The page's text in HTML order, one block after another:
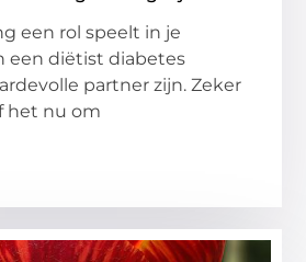
een rol speelt in je
een diëtist diabetes
partner zijn. Zeker
het nu om